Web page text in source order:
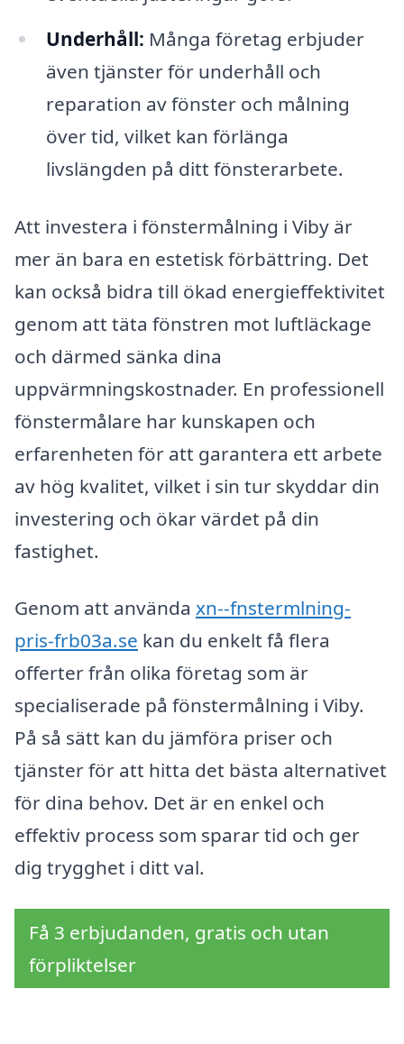
Underhåll: Många företag erbjuder
även tjänster för underhåll och
reparation av fönster och målning
över tid, vilket kan förlänga
livslängden på ditt fönsterarbete.
Att investera i fönstermålning i Viby är
mer än bara en estetisk förbättring. Det
kan också bidra till ökad energieffektivitet
genom att täta fönstren mot luftläckage
och därmed sänka dina
uppvärmningskostnader. En professionell
fönstermålare har kunskapen och
erfarenheten för att garantera ett arbete
av hög kvalitet, vilket i sin tur skyddar din
investering och ökar värdet på din
fastighet.
Genom att använda xn--fnstermlning-
pris-frb03a.se kan du enkelt få flera
offerter från olika företag som är
specialiserade på fönstermålning i Viby.
På så sätt kan du jämföra priser och
tjänster för att hitta det bästa alternativet
för dina behov. Det är en enkel och
effektiv process som sparar tid och ger
dig trygghet i ditt val.
Få 3 erbjudanden, gratis och utan
förpliktelser